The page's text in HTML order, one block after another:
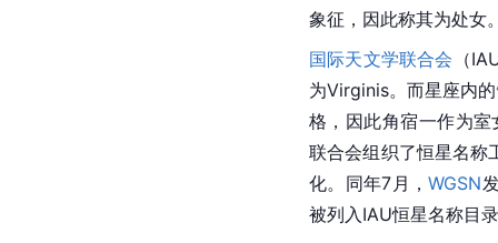
象征，因此称其为处女
国际天文学联合会 （
为Virginis。而星座内的
格，因此角宿一作为
联合会组织了恒星名称
化。同年7月，WGSN
被列入IAU恒星名称目